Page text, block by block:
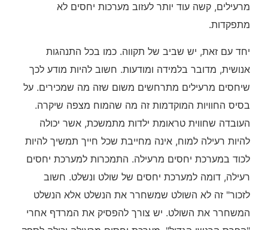
מרעילים, קשה עוד יותר לעזוב מערכות יחסים לא
מתפקדות.
יחד עם זאת, יש שביב של תקווה. כמו בכל התנהגות
אנושית, מדובר בלמידה ומודעות. חשוב להיות מודע לכך
שיחסים מרעילים מתרחשים משום שזה מה שמכירים. על
בסיס החוויות המוקדמות זה מה שהמוח מצפה שיקרה.
העובדה שחווית טראומת ילדות מתמשכת, אשר יכולה
להיות רעילה למוח, אינה מחייבת שכל חייך תמשיך להיות
לכוד במערכת יחסים מרעילה. התמכרות למערכת יחסים
רעילה, דומה למערכת יחסים של שולט ונשלט. חשוב
לזכור" זה לא השולט שמשחרר את הנשלט אלא הנשלט
המשחרר את השולט. יש צורך להפסיק את המרדף אחרי